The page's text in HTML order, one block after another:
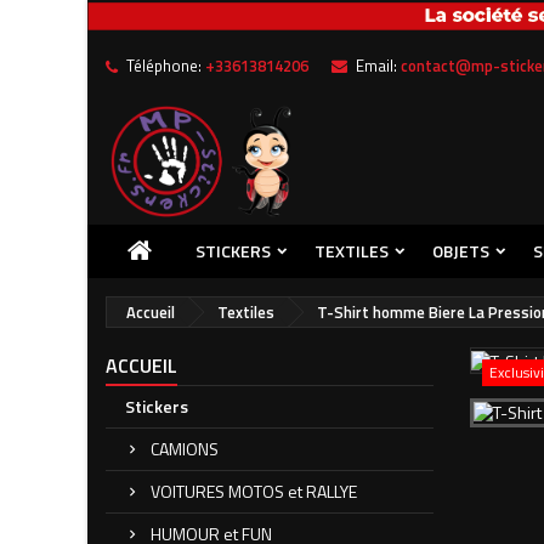
Téléphone: +33613814206 Email: contact@mp-
STICKERS TEXTILES OBJETS
Accueil Textiles T-Shirt homme Biere La
ACCUEIL
Stickers
CAMIONS
VOITURES MOTOS et RALLYE
HUMOUR et FUN